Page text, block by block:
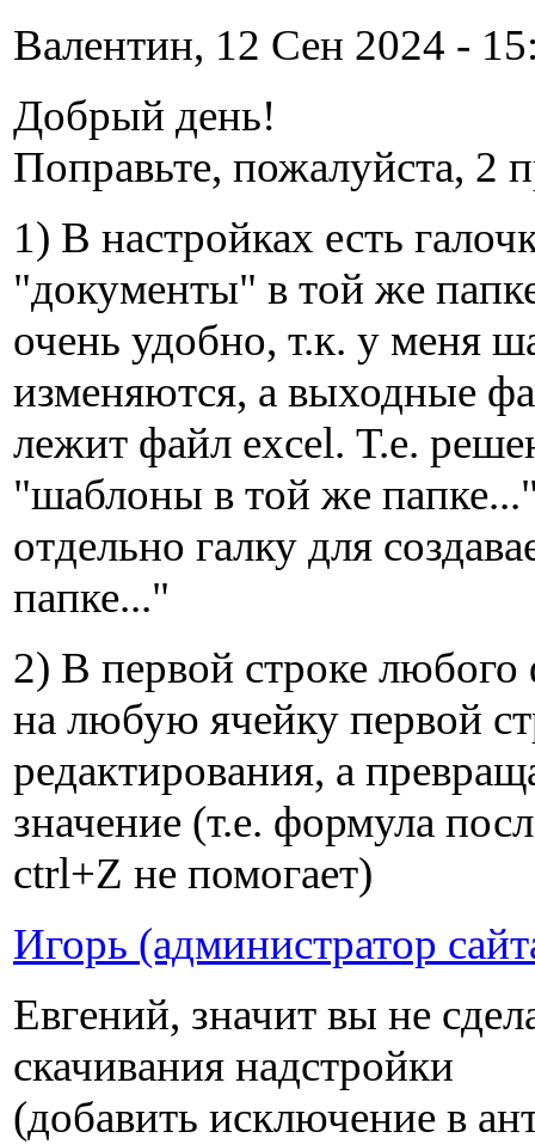
Валентин, 12 Сен 2024 -
Добрый день!
Поправьте, пожалуйста, 2
1) В настройках есть
"документы" в той же
очень удобно, т.к. у меня
изменяются, а выходные
лежит файл excel. Т.е.
"шаблоны в той же
отдельно галку для
папке..."
2) В первой строке
на любую ячейку первой
редактирования, а
значение (т.е. формула
ctrl+Z не помогает)
Игорь (администратор
Евгений, значит вы не
скачивания надстройки
(добавить исключение в